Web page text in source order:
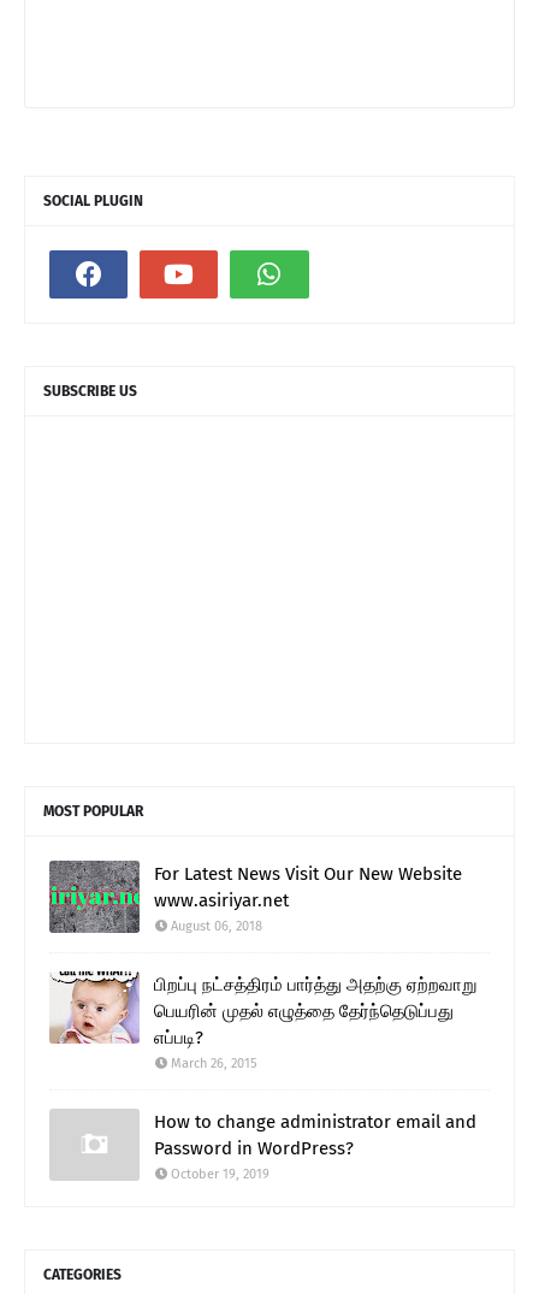
SOCIAL PLUGIN
SUBSCRIBE US
MOST POPULAR
For Latest News Visit Our New Website
www.asiriyar.net
August 06, 2018
பிறப்பு நட்சத்திரம் பார்த்து அதற்கு ஏற்றவாறு
பெயரின் முதல் எழுத்தை தேர்ந்தெடுப்பது
எப்படி?
March 26, 2015
How to change administrator email and
Password in WordPress?
October 19, 2019
CATEGORIES